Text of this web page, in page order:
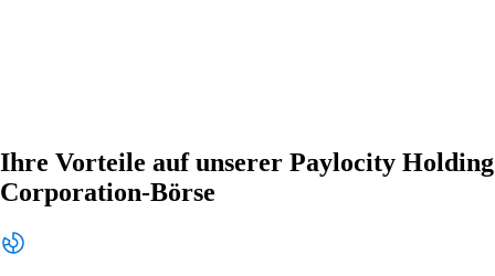
Ihre Vorteile auf unserer Paylocity Holding
Corporation-Börse